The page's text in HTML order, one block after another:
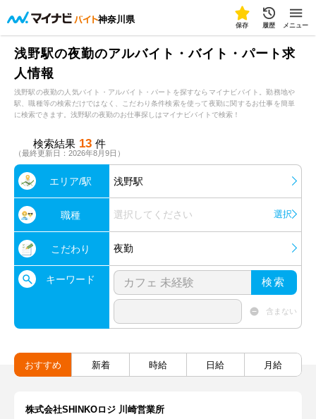
神奈川県
保存 履歴 メニュー
浅野駅の夜勤のアルバイト・バイト・パート求
人情報
浅野駅の夜勤の人気バイト・アルバイト・パートを探すならマイナビバイト。勤務地や
駅、職種等の検索だけではなく、こだわり条件検索を使って夜勤に関するお仕事を簡単
に検索できます。浅野駅の夜勤のお仕事探しはマイナビバイトで検索！
検索結果 13 件
（最終更新日：2026年8月9日）
エリア/駅 浅野駅
職種 選択してください 選択
こだわり 夜勤
キーワード 検索
含まない
おすすめ 新着 時給 日給 月給
株式会社SHINKOロジ 川崎営業所